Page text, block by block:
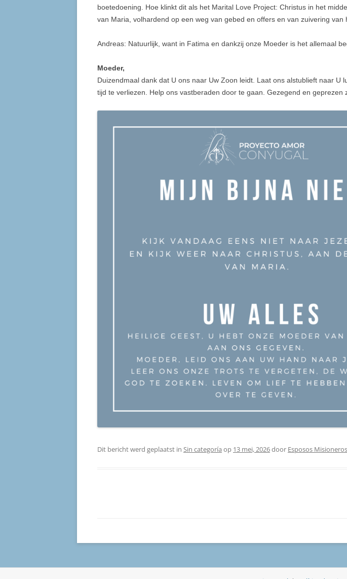
boetedoening. Hoe klinkt dit als het Marital Love Project: Christus in het
van Maria, volhardend op een weg van gebed en offers en van zuivering van
Andreas: Natuurlijk, want in Fatima en dankzij onze Moeder is het allemaal
Moeder,
Duizendmaal dank dat U ons naar Uw Zoon leidt. Laat ons alstublieft naar U
tijd te verliezen. Help ons vastberaden door te gaan. Gezegend en geprezen
Dit bericht werd geplaatst in Sin categoría op 13 mei, 2026door Esposos Misioneros